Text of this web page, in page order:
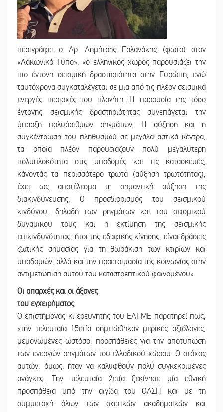
περιγράφει ο Δρ. Δημήτρης Γαλανάκης (φωτο) στον
«Λακωνικό Τύπο», «ο ελληνικός χώρος παρουσιάζει την
πιο έντονη σεισμική δραστηριότητα στην Ευρώπη, ενώ
ταυτόχρονα συγκαταλέγεται σε μια από τις πλέον σεισμικά
ενεργές περιοχές του πλανήτη. Η παρουσία της τόσο
έντονης σεισμικής δραστηριότητας συνεπάγεται την
ύπαρξη πολυάριθμων ρηγμάτων. Η αύξηση και η
συγκέντρωση του πληθυσμού σε μεγάλα αστικά κέντρα,
τα οποία πλέον παρουσιάζουν πολύ μεγαλύτερη
πολυπλοκότητα στις υποδομές και τις κατασκευές,
κάνοντάς τα περισσότερο τρωτά (αύξηση τρωτότητας),
έχει ως αποτέλεσμα τη σημαντική αύξηση της
διακινδύνευσης. Ο προσδιορισμός του σεισμικού
κινδύνου, δηλαδή των ρηγμάτων και του σεισμικού
δυναμικού τους και η εκτίμηση της σεισμικής
επικινδυνότητας, ήτοι της εδαφικής κίνησης, είναι δράσεις
ζωτικής σημασίας για τη θωράκιση των κτιρίων και
υποδομών, αλλά και την προετοιμασία της κοινωνίας στην
αντιμετώπιση αυτού του καταστρεπτικού φαινομένου».
Οι απαρχές και οι άξονες
του εγχειρήματος
Ο επιστήμονας κι ερευνητής του ΕΑΓΜΕ παρατηρεί πως,
«την τελευταία 15ετία σημειώθηκαν μερικές αξιόλογες,
μεμονωμένες ωστόσο, προσπάθειες για την αποτύπωση
των ενεργών ρηγμάτων του ελλαδικού χώρου. Ο στόχος
αυτών, όμως, ήταν να καλυφθούν πολύ συγκεκριμένες
ανάγκες. Την τελευταία 2ετία ξεκίνησε μία εθνική
προσπάθεια υπό την αιγίδα του ΟΑΣΠ και με τη
συμμετοχή όλων των σχετικών ακαδημαϊκών και